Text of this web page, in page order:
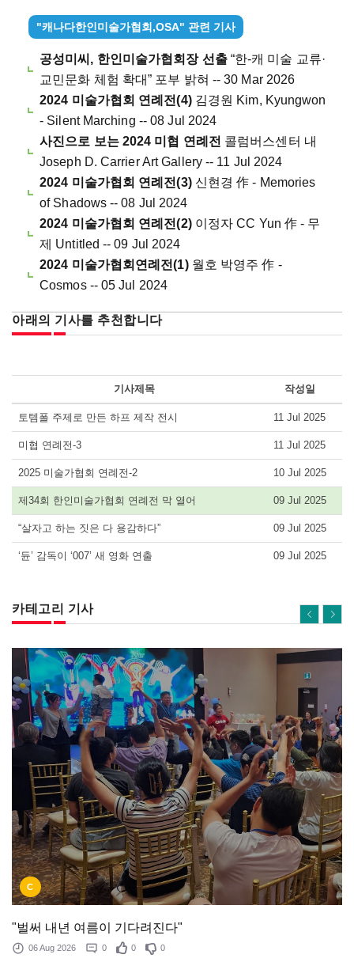
"캐나다한인미술가협회,OSA" 관련 기사
공성미씨, 한인미술가협회장 선출“한-캐 미술 교류·
교민문화 체험 확대” 포부 밝혀 -- 30 Mar 2026
2024 미술가협회 연례전(4)김경원 Kim, Kyungwon
- Silent Marching -- 08 Jul 2024
사진으로 보는 2024 미협 연례전 콜럼버스센터 내
Joseph D. Carrier Art Gallery -- 11 Jul 2024
2024 미술가협회 연례전(3)신현경 作 - Memories
of Shadows -- 08 Jul 2024
2024 미술가협회 연례전(2)이정자 CC Yun 作 - 무
제 Untitled -- 09 Jul 2024
2024 미술가협회연례전(1)월호 박영주 作 -
Cosmos -- 05 Jul 2024
아래의 기사를 추천합니다
기사제목 작성일
토템폴 주제로 만든 하프 제작 전시 11 Jul 2025
미협 연례전-3 11 Jul 2025
2025 미술가협회 연례전-2 10 Jul 2025
제34회 한인미술가협회 연례전 막 열어 09 Jul 2025
“살자고 하는 짓은 다 용감하다” 09 Jul 2025
‘듄’ 감독이 ‘007’ 새 영화 연출 09 Jul 2025
카테고리 기사
C
"벌써 내년 여름이 기다려진다"
06 Aug 2026 0 0 0